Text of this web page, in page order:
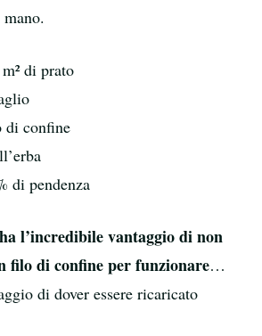
di prato
di confine
di pendenza
l’incredibile vantaggio di non
filo di confine per funzionare…
di dover essere ricaricato